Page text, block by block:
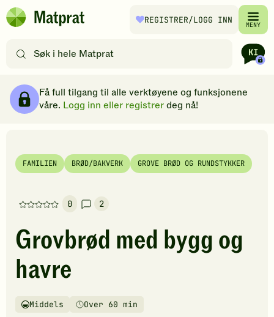
Hopp til hovedinnhold
Matprat
REGISTRER/LOGG INN MENY
etter
filtre
Få full tilgang til alle verktøyene og funksjonene
våre. Logg inn eller registrerdeg nå!
FAMILIEN BRØD/BAKVERK GROVE BRØD OG RUNDSTYKKER
0
Denne
har
foreløpig
ingen
vurderinger.
den
2
Grovbrød med bygg og
havre
Vanskelighetsgrad
Middels
TilberedningstidOver 60 min